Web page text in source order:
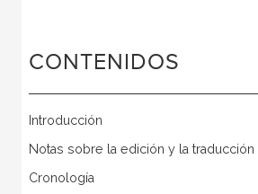
CONTENIDOS
Introducción
Notas sobre la edición y la traducción
Cronología